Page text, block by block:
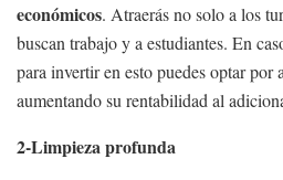
económicos. Atraerás no solo a los
buscan trabajo y a estudiantes. En
para invertir en esto puedes optar
aumentando su rentabilidad al
2-Limpieza profunda